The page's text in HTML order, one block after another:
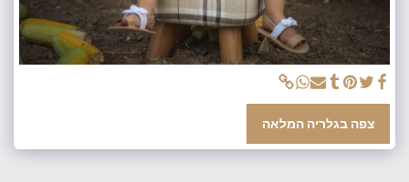
צפה בגלריה המלאה